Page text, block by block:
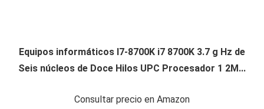
Equipos informáticos I7-8700K i7 8700K 3.7 g Hz de
Seis núcleos de Doce Hilos UPC Procesador 1 2M...
Consultar precio en Amazon